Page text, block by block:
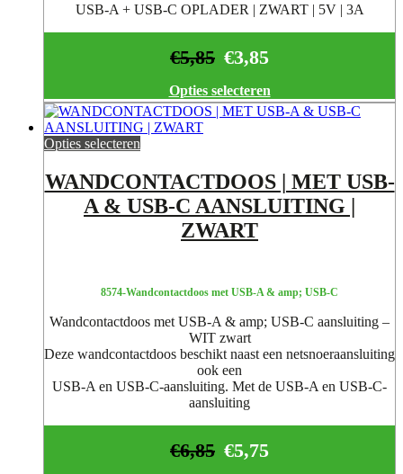
USB-A + USB-C OPLADER | ZWART | 5V | 3A
€3,85
€5,85
Opties selecteren
Opties selecteren
WANDCONTACTDOOS | MET USB-
A & USB-C AANSLUITING |
ZWART
8574-Wandcontactdoos met USB-A & amp; USB-C
Wandcontactdoos met USB-A & amp; USB-C aansluiting –
WIT zwart
Deze wandcontactdoos beschikt naast een netsnoeraansluiting
ook een
USB-A en USB-C-aansluiting. Met de USB-A en USB-C-
aansluiting
€5,75
€6,85